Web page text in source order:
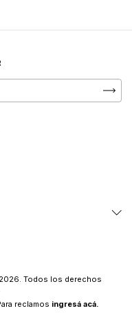
Todos los derechos
reclamos ingresá acá.